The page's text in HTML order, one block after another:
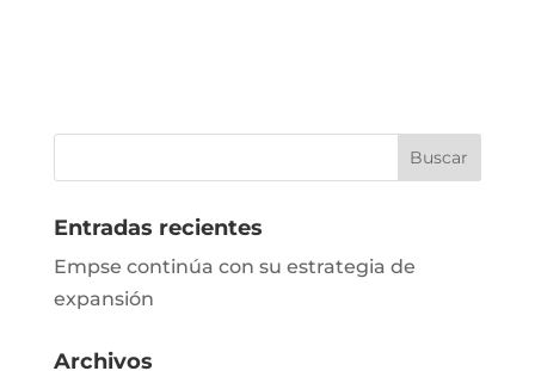
Entradas recientes
Empse continúa con su estrategia de
expansión
Archivos